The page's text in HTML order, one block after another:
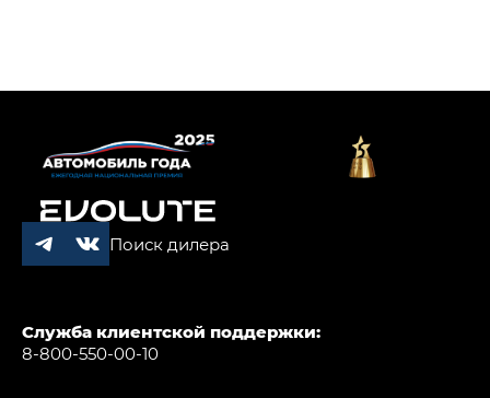
Поиск дилера
Служба клиентской поддержки:
8-800-550-00-10